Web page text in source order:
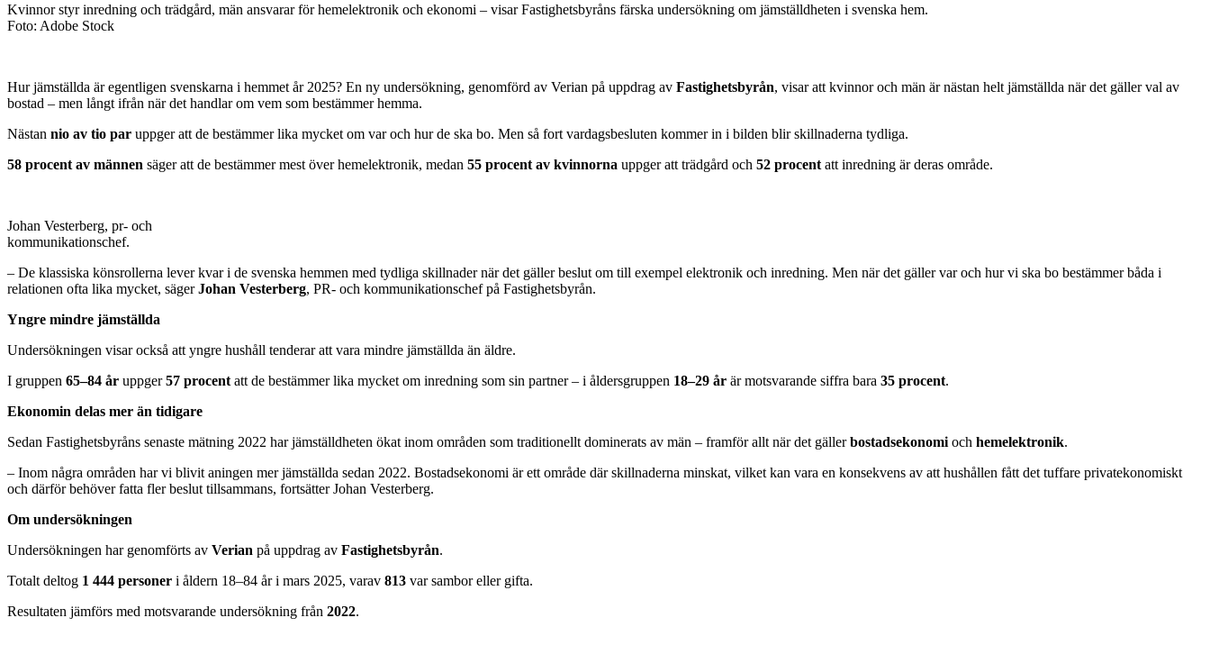
Kvinnor styr inredning och trädgård, män ansvarar för hemelektronik och ekonomi – visar Fastighetsbyråns färska undersökning om jämställdheten i svenska hem.
Foto: Adobe Stock
Hur jämställda är egentligen svenskarna i hemmet år 2025? En ny undersökning, genomförd av Verian på uppdrag av Fastighetsbyrån, visar att kvinnor och män är nästan helt jämställda när det gäller val av
bostad – men långt ifrån när det handlar om vem som bestämmer hemma.
Nästan nio av tio par uppger att de bestämmer lika mycket om var och hur de ska bo. Men så fort vardagsbesluten kommer in i bilden blir skillnaderna tydliga.
58 procent av männen säger att de bestämmer mest över hemelektronik, medan 55 procent av kvinnorna uppger att trädgård och 52 procent att inredning är deras område.
Johan Vesterberg, pr- och
kommunikationschef.
– De klassiska könsrollerna lever kvar i de svenska hemmen med tydliga skillnader när det gäller beslut om till exempel elektronik och inredning. Men när det gäller var och hur vi ska bo bestämmer båda i
relationen ofta lika mycket, sägerJohan Vesterberg, PR- och kommunikationschef på Fastighetsbyrån.
Yngre mindre jämställda
Undersökningen visar också att yngre hushåll tenderar att vara mindre jämställda än äldre.
I gruppen 65–84 år uppger57 procent att de bestämmer lika mycket om inredning som sin partner – i åldersgruppen 18–29 år är motsvarande siffra bara 35 procent.
Ekonomin delas mer än tidigare
Sedan Fastighetsbyråns senaste mätning 2022 har jämställdheten ökat inom områden som traditionellt dominerats av män – framför allt när det gällerbostadsekonomi och hemelektronik.
– Inom några områden har vi blivit aningen mer jämställda sedan 2022. Bostadsekonomi är ett område där skillnaderna minskat, vilket kan vara en konsekvens av att hushållen fått det tuffare privatekonomiskt
och därför behöver fatta fler beslut tillsammans, fortsätter Johan Vesterberg.
Om undersökningen
Undersökningen har genomförts av Verian på uppdrag av Fastighetsbyrån.
Totalt deltog 1 444 personer i åldern 18–84 år i mars 2025, varav 813 var sambor eller gifta.
Resultaten jämförs med motsvarande undersökning från 2022.